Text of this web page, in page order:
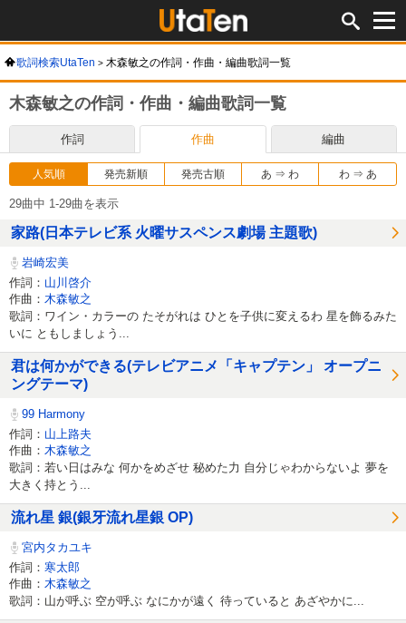
歌詞検索UtaTen 木森敏之の作詞・作曲・編曲歌詞一覧
木森敏之の作詞・作曲・編曲歌詞一覧
作詞 作曲 編曲
人気順 発売新順 発売古順 あ ⇒ わ わ ⇒ あ
29曲中 1-29曲を表示
家路(日本テレビ系 火曜サスペンス劇場 主題歌)
岩崎宏美
作詞： 山川啓介
作曲： 木森敏之
歌詞：ワイン・カラーの たそがれは ひとを子供に変えるわ 星を飾るみた
いに ともしましょう...
君は何かができる(テレビアニメ「キャプテン」 オープニ
ングテーマ)
99 Harmony
作詞： 山上路夫
作曲： 木森敏之
歌詞：若い日はみな 何かをめざせ 秘めた力 自分じゃわからないよ 夢を
大きく持とう...
流れ星 銀(銀牙流れ星銀 OP)
宮内タカユキ
作詞： 寒太郎
作曲： 木森敏之
歌詞：山が呼ぶ 空が呼ぶ なにかが遠く 待っていると あざやかに...